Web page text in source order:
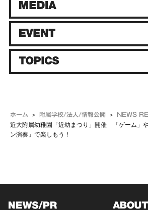
ホーム 附属学校/法人/情報公開 NEWS
近大附属幼稚園「近幼まつり」開催 「ゲーム」
ン演奏」で楽しもう！